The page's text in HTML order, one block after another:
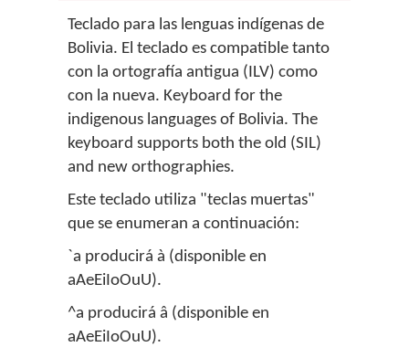
Teclado para las lenguas indígenas de
Bolivia. El teclado es compatible tanto
con la ortografía antigua (ILV) como
con la nueva. Keyboard for the
indigenous languages of Bolivia. The
keyboard supports both the old (SIL)
and new orthographies.
Este teclado utiliza "teclas muertas"
que se enumeran a continuación:
`a producirá à (disponible en
aAeEiIoOuU).
^a producirá â (disponible en
aAeEiIoOuU).